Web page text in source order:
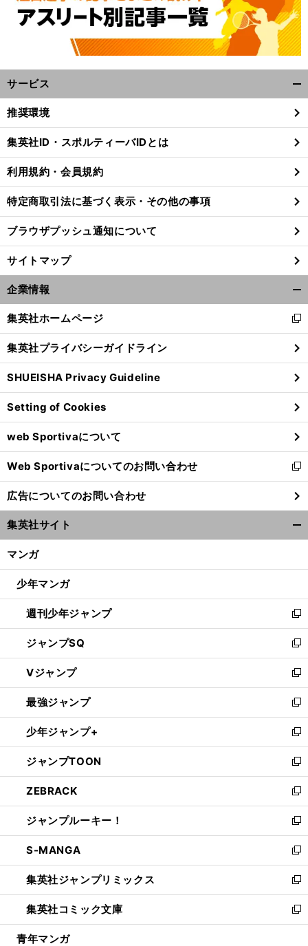
？
前
サービス
閉
る
推奨環境
集英社ID・スポルティーバIDとは
利用規約・会員規約
特定商取引法に基づく表示・その他の事項
ブラウザプッシュ通知について
サイトマップ
企業情報
閉
る
集英社ホームページ
新
し
い
ウ
ィ
ン
ド
ウ
で
開
く
集英社プライバシーガイドライン
SHUEISHA Privacy Guideline
Setting of Cookies
web Sportivaについて
Web Sportivaについてのお問い合わせ
新
し
い
ウ
ィ
ン
ウ
開
く
広告についてのお問い合わせ
集英社サイト
マンガ
少年マンガ
週刊少年ジャンプ
新
し
い
ウ
ィ
ン
ド
ウ
で
開
く
ジャンプSQ
新
し
い
ウ
ィ
ン
ド
ウ
で
開
く
Vジャンプ
新
し
い
ウ
ィ
ン
ド
ウ
で
開
く
最強ジャンプ
新
し
い
ウ
ィ
ン
ド
ウ
で
開
く
少年ジャンプ+
新
し
い
ウ
ィ
ン
ド
ウ
で
開
く
ジャンプTOON
新
し
い
ウ
ィ
ン
ド
ウ
で
開
く
ZEBRACK
新
し
い
ウ
ィ
ン
ド
ウ
で
開
ジャンプルーキー！
新
し
い
ウ
ィ
ン
ド
ウ
S-MANGA
新
し
い
ウ
ィ
ン
集英社ジャンプリミックス
新
し
い
ウ
集英社コミック文庫
新
し
青年マンガ